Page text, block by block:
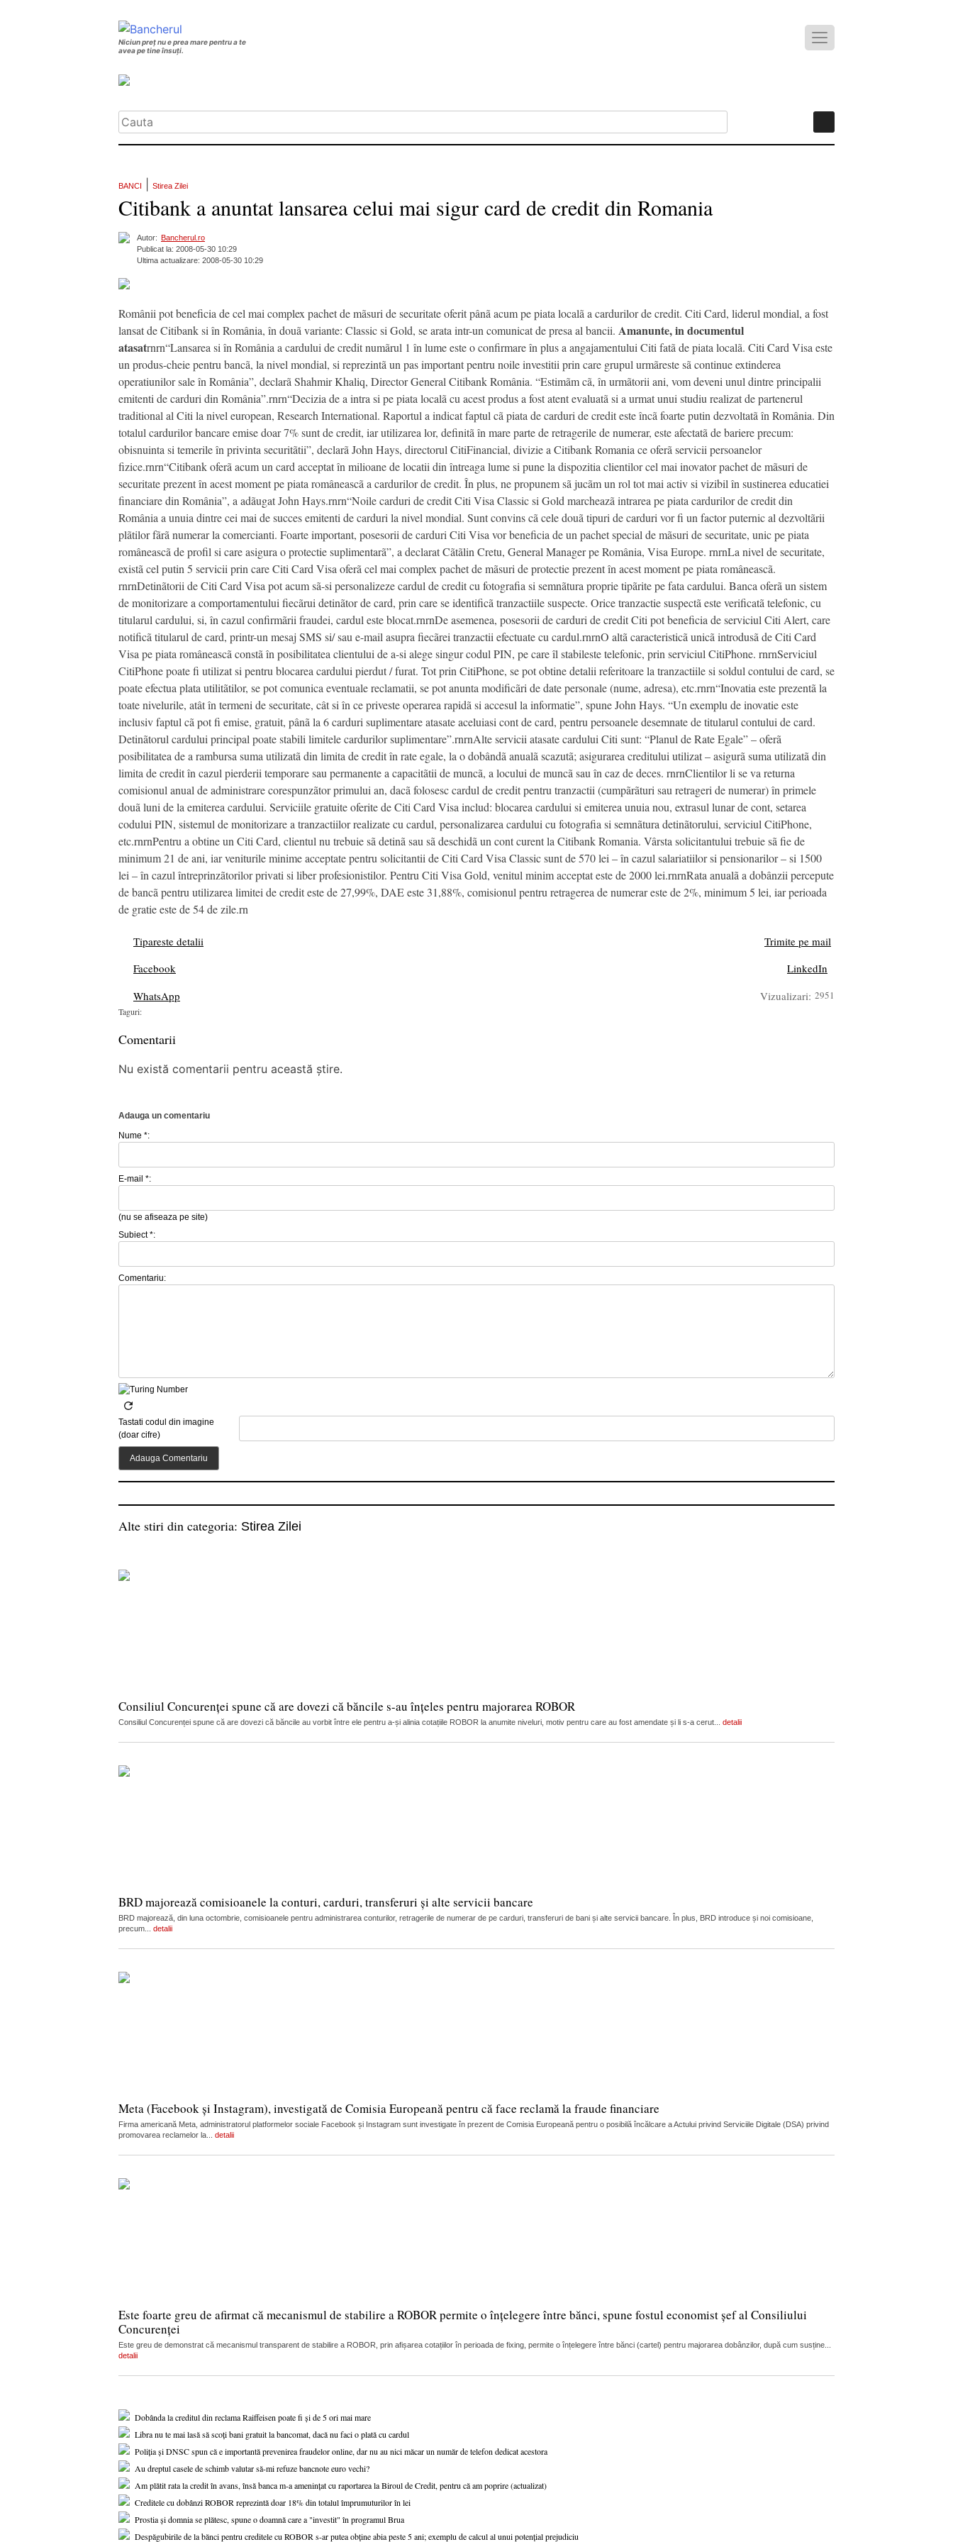
Niciun preț nu e prea mare pentru a te
avea pe tine însuți.
BANCI Stirea Zilei
Citibank a anuntat lansarea celui mai sigur card de credit din Romania
Autor: Bancherul.ro
Publicat la: 2008-05-30 10:29
Ultima actualizare: 2008-05-30 10:29
Românii pot beneficia de cel mai complex pachet de mãsuri de securitate oferit pânã acum pe piata localã a cardurilor de credit. Citi Card, liderul mondial, a fost
lansat de Citibank si în România, în douã variante: Classic si Gold, se arata intr-un comunicat de presa al bancii. Amanunte, in documentul
atasatrnrn“Lansarea si în România a cardului de credit numãrul 1 în lume este o confirmare în plus a angajamentului Citi fatã de piata localã. Citi Card Visa este
un produs-cheie pentru bancã, la nivel mondial, si reprezintã un pas important pentru noile investitii prin care grupul urmãreste sã continue extinderea
operatiunilor sale în România”, declarã Shahmir Khaliq, Director General Citibank România. “Estimãm cã, în urmãtorii ani, vom deveni unul dintre principalii
emitenti de carduri din România”.rnrn“Decizia de a intra si pe piata localã cu acest produs a fost atent evaluatã si a urmat unui studiu realizat de partenerul
traditional al Citi la nivel european, Research International. Raportul a indicat faptul cã piata de carduri de credit este încã foarte putin dezvoltatã în România. Din
totalul cardurilor bancare emise doar 7% sunt de credit, iar utilizarea lor, definitã în mare parte de retragerile de numerar, este afectatã de bariere precum:
obisnuinta si temerile în privinta securitãtii”, declarã John Hays, directorul CitiFinancial, divizie a Citibank Romania ce oferã servicii persoanelor
fizice.rnrn“Citibank oferã acum un card acceptat în milioane de locatii din întreaga lume si pune la dispozitia clientilor cel mai inovator pachet de mãsuri de
securitate prezent în acest moment pe piata româneascã a cardurilor de credit. În plus, ne propunem sã jucãm un rol tot mai activ si vizibil în sustinerea educatiei
financiare din România”, a adãugat John Hays.rnrn“Noile carduri de credit Citi Visa Classic si Gold marcheazã intrarea pe piata cardurilor de credit din
România a unuia dintre cei mai de succes emitenti de carduri la nivel mondial. Sunt convins cã cele douã tipuri de carduri vor fi un factor puternic al dezvoltãrii
plãtilor fãrã numerar la comercianti. Foarte important, posesorii de carduri Citi Visa vor beneficia de un pachet special de mãsuri de securitate, unic pe piata
româneascã de profil si care asigura o protectie suplimentarã”, a declarat Cãtãlin Cretu, General Manager pe România, Visa Europe. rnrnLa nivel de securitate,
existã cel putin 5 servicii prin care Citi Card Visa oferã cel mai complex pachet de mãsuri de protectie prezent în acest moment pe piata româneascã.
rnrnDetinãtorii de Citi Card Visa pot acum sã-si personalizeze cardul de credit cu fotografia si semnãtura proprie tipãrite pe fata cardului. Banca oferã un sistem
de monitorizare a comportamentului fiecãrui detinãtor de card, prin care se identificã tranzactiile suspecte. Orice tranzactie suspectã este verificatã telefonic, cu
titularul cardului, si, în cazul confirmãrii fraudei, cardul este blocat.rnrnDe asemenea, posesorii de carduri de credit Citi pot beneficia de serviciul Citi Alert, care
notificã titularul de card, printr-un mesaj SMS si/ sau e-mail asupra fiecãrei tranzactii efectuate cu cardul.rnrnO altã caracteristicã unicã introdusã de Citi Card
Visa pe piata româneascã constã în posibilitatea clientului de a-si alege singur codul PIN, pe care îl stabileste telefonic, prin serviciul CitiPhone. rnrnServiciul
CitiPhone poate fi utilizat si pentru blocarea cardului pierdut / furat. Tot prin CitiPhone, se pot obtine detalii referitoare la tranzactiile si soldul contului de card, se
poate efectua plata utilitãtilor, se pot comunica eventuale reclamatii, se pot anunta modificãri de date personale (nume, adresa), etc.rnrn“Inovatia este prezentã la
toate nivelurile, atât în termeni de securitate, cât si în ce priveste operarea rapidã si accesul la informatie”, spune John Hays. “Un exemplu de inovatie este
inclusiv faptul cã pot fi emise, gratuit, pânã la 6 carduri suplimentare atasate aceluiasi cont de card, pentru persoanele desemnate de titularul contului de card.
Detinãtorul cardului principal poate stabili limitele cardurilor suplimentare”.rnrnAlte servicii atasate cardului Citi sunt: “Planul de Rate Egale” – oferã
posibilitatea de a rambursa suma utilizatã din limita de credit în rate egale, la o dobândã anualã scazutã; asigurarea creditului utilizat – asigurã suma utilizatã din
limita de credit în cazul pierderii temporare sau permanente a capacitãtii de muncã, a locului de muncã sau în caz de deces. rnrnClientilor li se va returna
comisionul anual de administrare corespunzãtor primului an, dacã folosesc cardul de credit pentru tranzactii (cumpãrãturi sau retrageri de numerar) în primele
douã luni de la emiterea cardului. Serviciile gratuite oferite de Citi Card Visa includ: blocarea cardului si emiterea unuia nou, extrasul lunar de cont, setarea
codului PIN, sistemul de monitorizare a tranzactiilor realizate cu cardul, personalizarea cardului cu fotografia si semnãtura detinãtorului, serviciul CitiPhone,
etc.rnrnPentru a obtine un Citi Card, clientul nu trebuie sã detinã sau sã deschidã un cont curent la Citibank Romania. Vârsta solicitantului trebuie sã fie de
minimum 21 de ani, iar veniturile minime acceptate pentru solicitantii de Citi Card Visa Classic sunt de 570 lei – în cazul salariatiilor si pensionarilor – si 1500
lei – în cazul întreprinzãtorilor privati si liber profesionistilor. Pentru Citi Visa Gold, venitul minim acceptat este de 2000 lei.rnrnRata anualã a dobânzii percepute
de bancã pentru utilizarea limitei de credit este de 27,99%, DAE este 31,88%, comisionul pentru retragerea de numerar este de 2%, minimum 5 lei, iar perioada
de gratie este de 54 de zile.rn
Tipareste detalii
Trimite pe mail
Facebook
LinkedIn
WhatsApp
Vizualizari: 2951
Taguri:
Comentarii
Nu există comentarii pentru această știre.
Adauga un comentariu
Nume *:
E-mail *:
(nu se afiseaza pe site)
Subiect *:
Comentariu:
Tastati codul din imagine
(doar cifre)
Alte stiri din categoria: Stirea Zilei
Consiliul Concurenței spune că are dovezi că băncile s-au înțeles pentru majorarea ROBOR
Consiliul Concurenței spune că are dovezi că băncile au vorbit între ele pentru a-și alinia cotațiile ROBOR la anumite niveluri, motiv pentru care au fost amendate și li s-a cerut... detalii
BRD majorează comisioanele la conturi, carduri, transferuri și alte servicii bancare
BRD majorează, din luna octombrie, comisioanele pentru administrarea conturilor, retragerile de numerar de pe carduri, transferuri de bani și alte servicii bancare. În plus, BRD introduce și noi comisioane,
precum... detalii
Meta (Facebook și Instagram), investigată de Comisia Europeană pentru că face reclamă la fraude financiare
Firma americană Meta, administratorul platformelor sociale Facebook și Instagram sunt investigate în prezent de Comisia Europeană pentru o posibilă încălcare a Actului privind Serviciile Digitale (DSA) privind
promovarea reclamelor la... detalii
Este foarte greu de afirmat că mecanismul de stabilire a ROBOR permite o înțelegere între bănci, spune fostul economist șef al Consiliului
Concurenței
Este greu de demonstrat că mecanismul transparent de stabilire a ROBOR, prin afișarea cotațiilor în perioada de fixing, permite o înțelegere între bănci (cartel) pentru majorarea dobânzilor, după cum susține...
detalii
Dobânda la creditul din reclama Raiffeisen poate fi și de 5 ori mai mare
Libra nu te mai lasă să scoți bani gratuit la bancomat, dacă nu faci o plată cu cardul
Poliția și DNSC spun că e importantă prevenirea fraudelor online, dar nu au nici măcar un număr de telefon dedicat acestora
Au dreptul casele de schimb valutar să-mi refuze bancnote euro vechi?
Am plătit rata la credit în avans, însă banca m-a amenințat cu raportarea la Biroul de Credit, pentru că am poprire (actualizat)
Creditele cu dobânzi ROBOR reprezintă doar 18% din totalul împrumuturilor în lei
Prostia și domnia se plătesc, spune o doamnă care a "investit" în programul Brua
Despăgubirile de la bănci pentru creditele cu ROBOR s-ar putea obține abia peste 5 ani; exemplu de calcul al unui potențial prejudiciu